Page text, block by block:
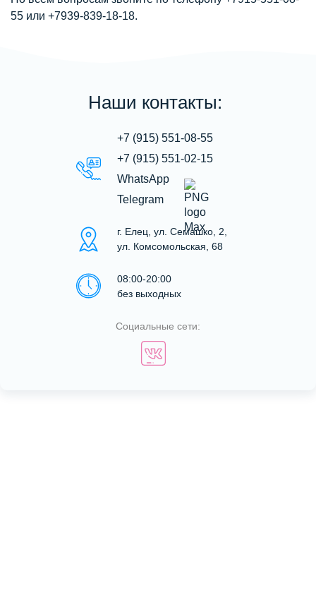
55 или +7939-839-18-18.
Наши контакты:
г. Елец, ул. Семашко, 2,
ул. Комсомольская, 68
08:00-20:00
без выходных
Социальные сети:
+7 (915) 551-08-55
+7 (915) 551-02-15
WhatsApp
Telegram